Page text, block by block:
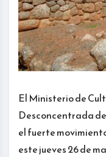
El Ministerio de
Desconcentrada
el fuerte
este jueves 26 de